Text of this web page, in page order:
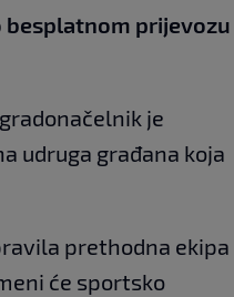
besplatnom prijevozu
je
udruga građana koja
prethodna ekipa
će sportsko